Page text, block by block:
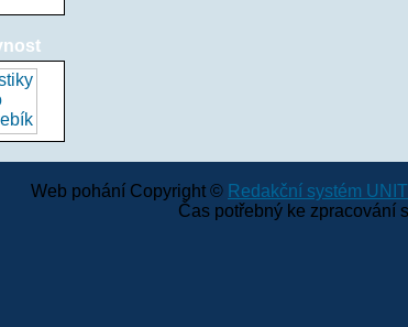
Web pohání Copyright © Redakční systém
Čas potřebný ke zpracování